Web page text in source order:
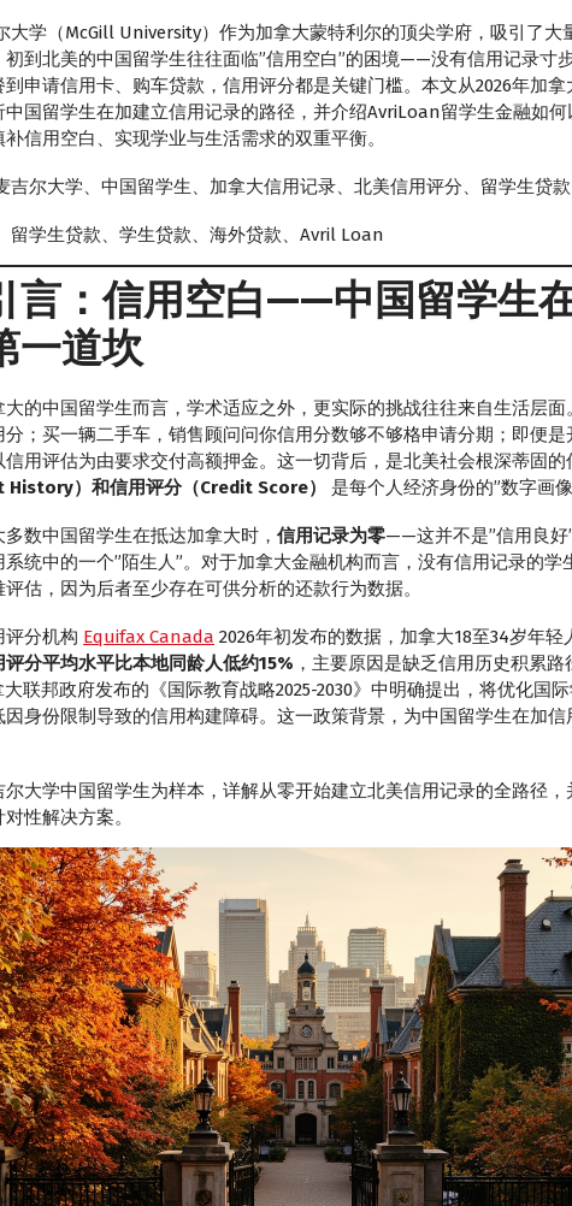
大学（McGill University）作为加拿大蒙特利尔的顶尖学府，吸引了大
到北美的中国留学生往往面临”信用空白”的困境——没有信用记录寸步
申请信用卡、购车贷款，信用评分都是关键门槛。本文从2026年加拿
中国留学生在加建立信用记录的路径，并介绍AvriLoan留学生金融如
信用空白、实现学业与生活需求的双重平衡。
吉尔大学、中国留学生、加拿大信用记录、北美信用评分、留学生贷
留学生贷款、学生贷款、海外贷款、Avril Loan
言：信用空白——中国留学生
一道坎
大的中国留学生而言，学术适应之外，更实际的挑战往往来自生活层
分；买一辆二手车，销售顾问问你信用分数够不够格申请分期；即便是
信用评估为由要求交付高额押金。这一切背后，是北美社会根深蒂固
History）和信用评分（Credit Score）
是每个人经济身份的”数字画像
数中国留学生在抵达加拿大时， 信用记录为零——这并不是”信用良好
统中的一个”陌生人”。对于加拿大金融机构而言，没有信用记录的学
估，因为后者至少存在可供分析的还款行为数据。
评分机构 Equifax Canada 2026年初发布的数据，加拿大18至34岁年轻
分平均水平比本地同龄人低约15% ，主要原因是缺乏信用历史积累路
大联邦政府发布的《国际教育战略2025-2030》中明确提出，将优化国
因身份限制导致的信用构建障碍。这一政策背景，为中国留学生在加信
尔大学中国留学生为样本，详解从零开始建立北美信用记录的全路径
性解决方案。